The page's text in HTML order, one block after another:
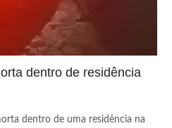
dentro de residência
dentro de uma residência na